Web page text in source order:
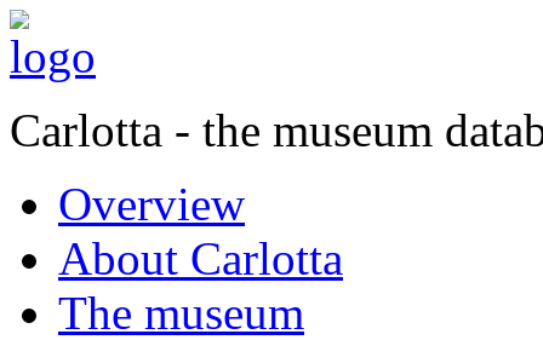
Carlotta - the museum
Overview
About Carlotta
The museum